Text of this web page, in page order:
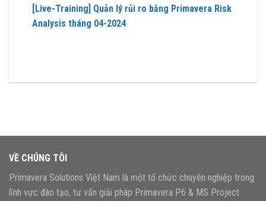
[Live-Training] Quản lý rủi ro bằng Primavera Risk
Analysis tháng 04-2024
VỀ CHÚNG TÔI
Primavera Solutions Việt Nam là một tổ chức chuyên nghiệp trong
lĩnh vực đào tạo, tư vấn giải pháp Primavera P6 & MS Project